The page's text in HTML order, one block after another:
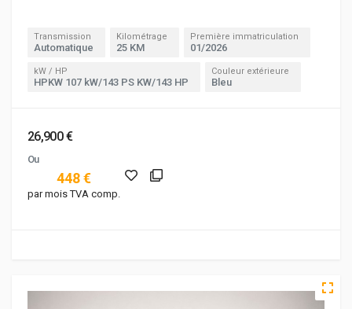
Transmission
Automatique
Kilométrage
25 KM
Première immatriculation
01/2026
kW / HP
HPKW 107 kW/143 PS KW/143 HP
Couleur extérieure
Bleu
26,900 €
Ou
448 €
par mois TVA comp.